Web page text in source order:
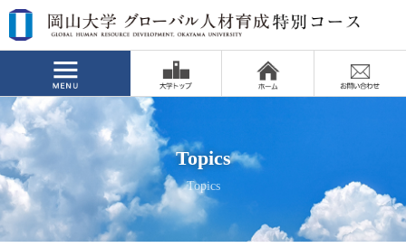
Topics
Topics